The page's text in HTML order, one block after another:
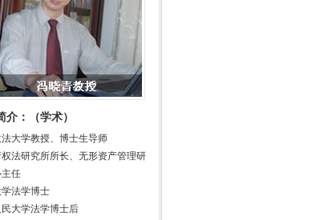
介：（学术）
大学教授、博士生导师
法研究所所长、无形资产管理研
主任
法学博士
大学法学博士后